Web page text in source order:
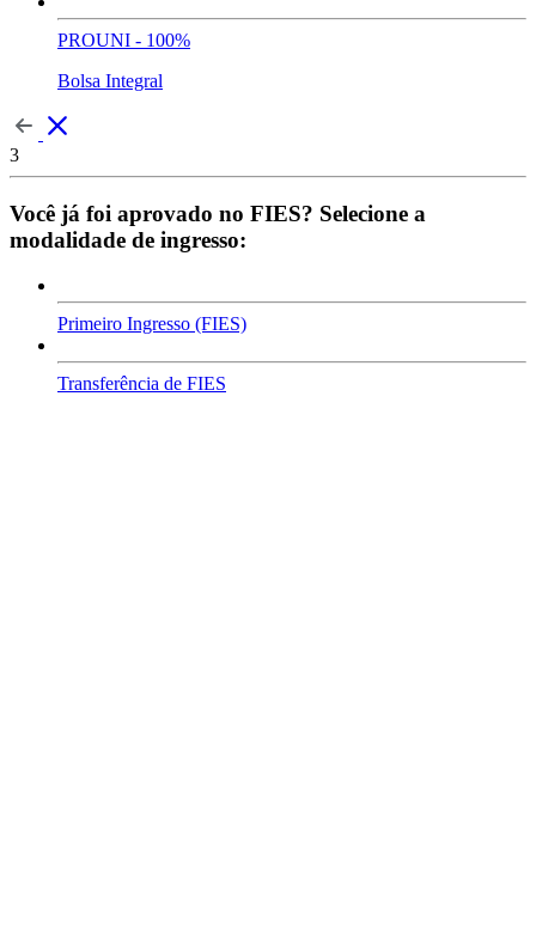
PROUNI - 100%
Bolsa Integral
3
Você já foi aprovado no FIES? Selecione a
modalidade de ingresso:
Primeiro Ingresso (FIES)
Transferência de FIES